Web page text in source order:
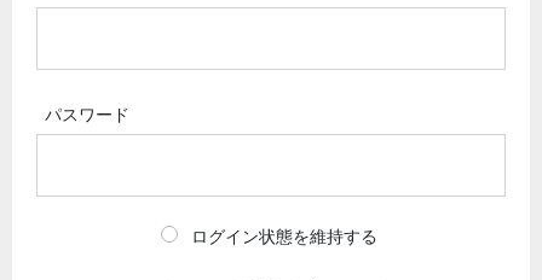
パスワード
ログイン状態を維持する